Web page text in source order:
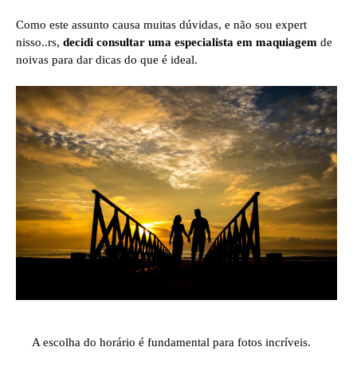
Como este assunto causa muitas dúvidas, e não sou expert
nisso..rs, decidi consultar uma especialista em maquiagem de
noivas para dar dicas do que é ideal.
A escolha do horário é fundamental para fotos incríveis.